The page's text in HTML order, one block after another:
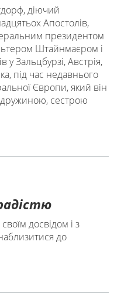
діючий
Апостолів,
президентом
Штайнмаєром і
у Зальцбурзі, Австрія,
під час недавнього
Європи, який він
дружиною, сестрою
досвідом і з
до